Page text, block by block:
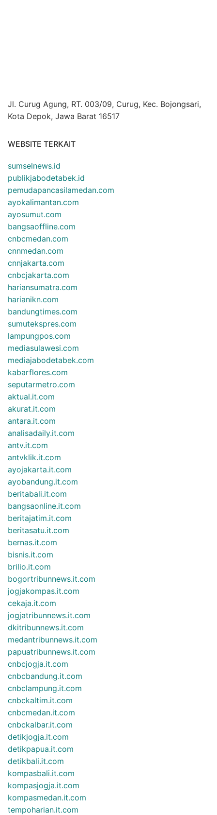
Jl. Curug Agung, RT. 003/09, Curug, Kec. Bojongsari,
Kota Depok, Jawa Barat 16517
WEBSITE TERKAIT
sumselnews.id
publikjabodetabek.id
pemudapancasilamedan.com
ayokalimantan.com
ayosumut.com
bangsaoffline.com
cnbcmedan.com
cnnmedan.com
cnnjakarta.com
cnbcjakarta.com
hariansumatra.com
harianikn.com
bandungtimes.com
sumutekspres.com
lampungpos.com
mediasulawesi.com
mediajabodetabek.com
kabarflores.com
seputarmetro.com
aktual.it.com
akurat.it.com
antara.it.com
analisadaily.it.com
antv.it.com
antvklik.it.com
ayojakarta.it.com
ayobandung.it.com
beritabali.it.com
bangsaonline.it.com
beritajatim.it.com
beritasatu.it.com
bernas.it.com
bisnis.it.com
brilio.it.com
bogortribunnews.it.com
jogjakompas.it.com
cekaja.it.com
jogjatribunnews.it.com
dkitribunnews.it.com
medantribunnews.it.com
papuatribunnews.it.com
cnbcjogja.it.com
cnbcbandung.it.com
cnbclampung.it.com
cnbckaltim.it.com
cnbcmedan.it.com
cnbckalbar.it.com
detikjogja.it.com
detikpapua.it.com
detikbali.it.com
kompasbali.it.com
kompasjogja.it.com
kompasmedan.it.com
tempoharian.it.com